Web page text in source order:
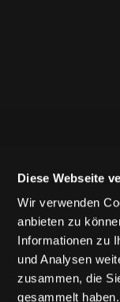
Diese Webseite
Wir verwenden
anbieten zu
Informationen zu
und Analysen
zusammen, die
gesammelt haben.